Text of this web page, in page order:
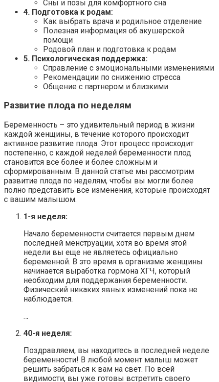
Сны и позы для комфортного сна
4. Подготовка к родам:
Как выбрать врача и родильное отделение
Полезная информация об акушерской
помощи
Родовой план и подготовка к родам
5. Психологическая поддержка:
Справление с эмоциональными изменениями
Рекомендации по снижению стресса
Общение с партнером и близкими
Развитие плода по неделям
Беременность – это удивительный период в жизни
каждой женщины, в течение которого происходит
активное развитие плода. Этот процесс происходит
постепенно, с каждой неделей беременности плод
становится все более и более сложным и
сформированным. В данной статье мы рассмотрим
развитие плода по неделям, чтобы вы могли более
полно представить все изменения, которые происходят
с вашим малышом.
1-я неделя:
Начало беременности считается первым днем
последней менструации, хотя во время этой
недели вы еще не являетесь официально
беременной. В это время в организме женщины
начинается выработка гормона ХГЧ, который
необходим для поддержания беременности.
Физический никаких явных изменений пока не
наблюдается.
…
40-я неделя:
Поздравляем, вы находитесь в последней неделе
беременности! В любой момент малыш может
решить забраться к вам на свет. По всей
видимости, вы уже готовы встретить своего